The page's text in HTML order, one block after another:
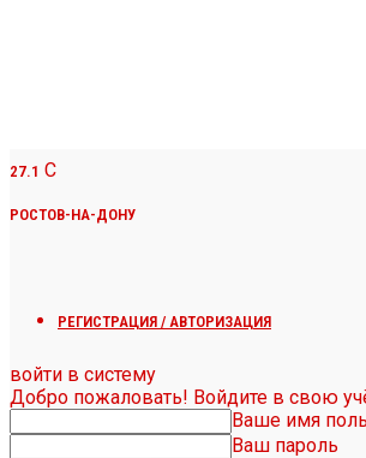
27.1 C
РОСТОВ-НА-ДОНУ
РЕГИСТРАЦИЯ / АВТОРИЗАЦИЯ
войти в систему
Добро пожаловать! Войдите в свою
Ваше имя
Ваш пароль